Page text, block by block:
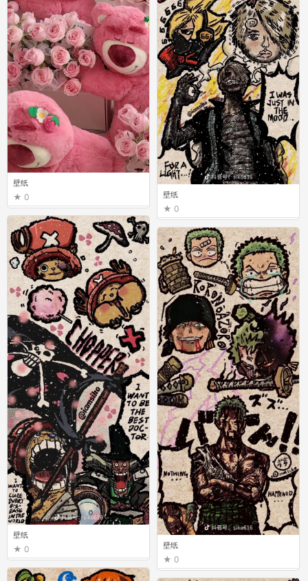
壁纸
0 壁纸
0
壁纸
0 壁纸
0